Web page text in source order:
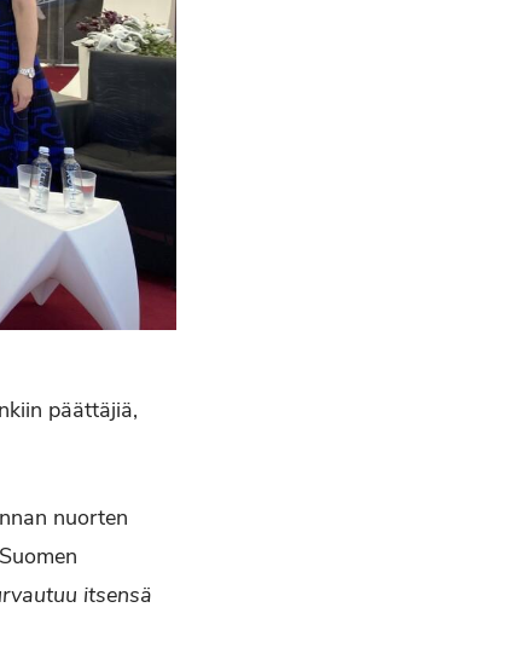
päättäjiä,
nuorten
itsensä